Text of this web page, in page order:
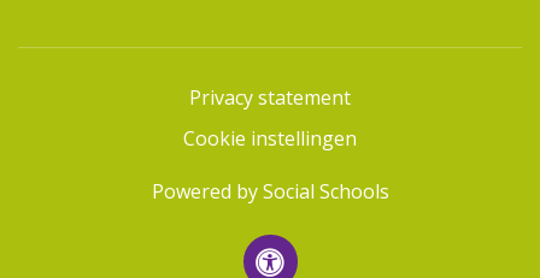
Privacy statement
Cookie instellingen
Powered bySocial Schools